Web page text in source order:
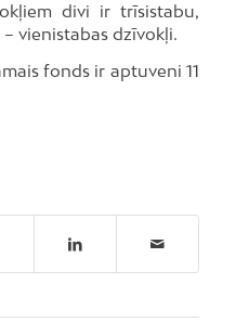
divi ir trīsistabu,
vienistabas dzīvokļi.
fonds ir aptuveni 11